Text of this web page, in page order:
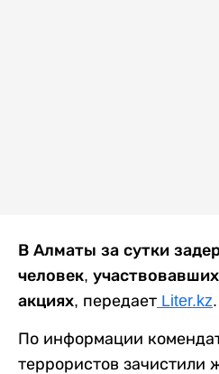
В Алматы за сутки
человек,
акциях, передает Liter.kz.
По информации
террористов зачистили